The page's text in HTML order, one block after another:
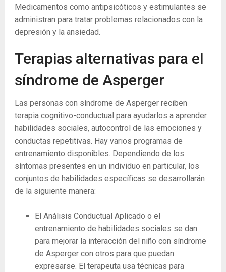
Medicamentos como antipsicóticos y estimulantes se
administran para tratar problemas relacionados con la
depresión y la ansiedad.
Terapias alternativas para el
síndrome de Asperger
Las personas con síndrome de Asperger reciben
terapia cognitivo-conductual para ayudarlos a aprender
habilidades sociales, autocontrol de las emociones y
conductas repetitivas. Hay varios programas de
entrenamiento disponibles. Dependiendo de los
síntomas presentes en un individuo en particular, los
conjuntos de habilidades específicas se desarrollarán
de la siguiente manera:
El Análisis Conductual Aplicado o el
entrenamiento de habilidades sociales se dan
para mejorar la interacción del niño con síndrome
de Asperger con otros para que puedan
expresarse. El terapeuta usa técnicas para